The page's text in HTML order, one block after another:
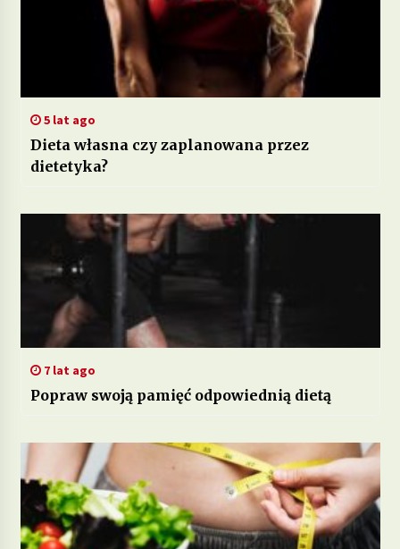
5 lat ago
Dieta własna czy zaplanowana przez
dietetyka?
7 lat ago
Popraw swoją pamięć odpowiednią dietą